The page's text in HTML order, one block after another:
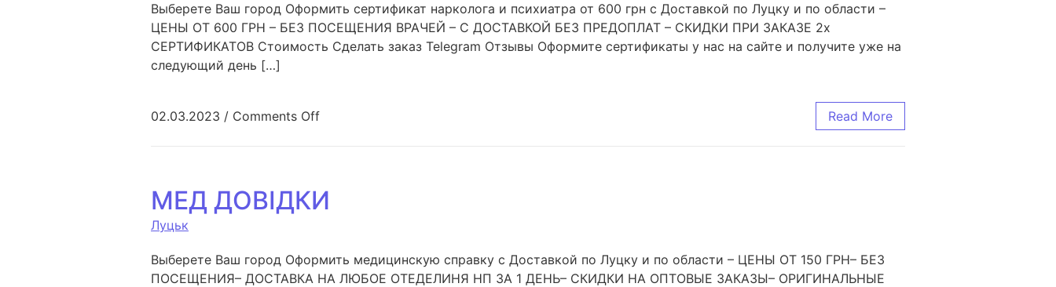
Выберете Ваш город Оформить сертификат нарколога и психиатра от 600 грн с Доставкой по Луцку и по области –
ЦЕНЫ ОТ 600 ГРН – БЕЗ ПОСЕЩЕНИЯ ВРАЧЕЙ – С ДОСТАВКОЙ БЕЗ ПРЕДОПЛАТ – СКИДКИ ПРИ ЗАКАЗЕ 2х
СЕРТИФИКАТОВ Стоимость Сделать заказ Telegram Отзывы Оформите сертификаты у нас на сайте и получите уже на
следующий день […]
02.03.2023 / Comments Off Read More
МЕД ДОВІДКИ
Луцьк
Выберете Ваш город Оформить медицинскую справку с Доставкой по Луцку и по области – ЦЕНЫ ОТ 150 ГРН– БЕЗ
ПОСЕЩЕНИЯ– ДОСТАВКА НА ЛЮБОЕ ОТЕДЕЛИНЯ НП ЗА 1 ДЕНЬ– СКИДКИ НА ОПТОВЫЕ ЗАКАЗЫ– ОРИГИНАЛЬНЫЕ